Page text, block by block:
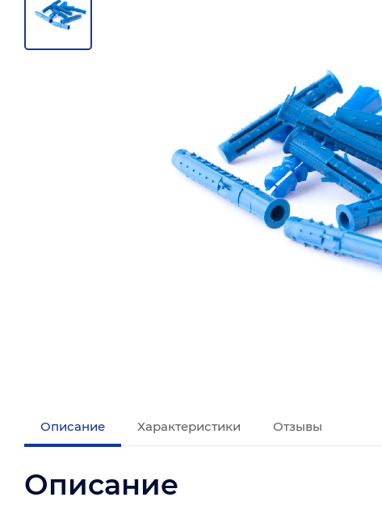
Описание Характеристики Отзывы
Описание